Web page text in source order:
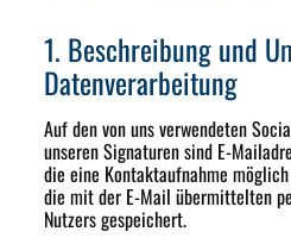
1. Beschreibung und
Datenverarbeitung
Auf den von uns verwendeten
unseren Signaturen sind E-
die eine Kontaktaufnahme
die mit der E-Mail übermittelten
Nutzers gespeichert.